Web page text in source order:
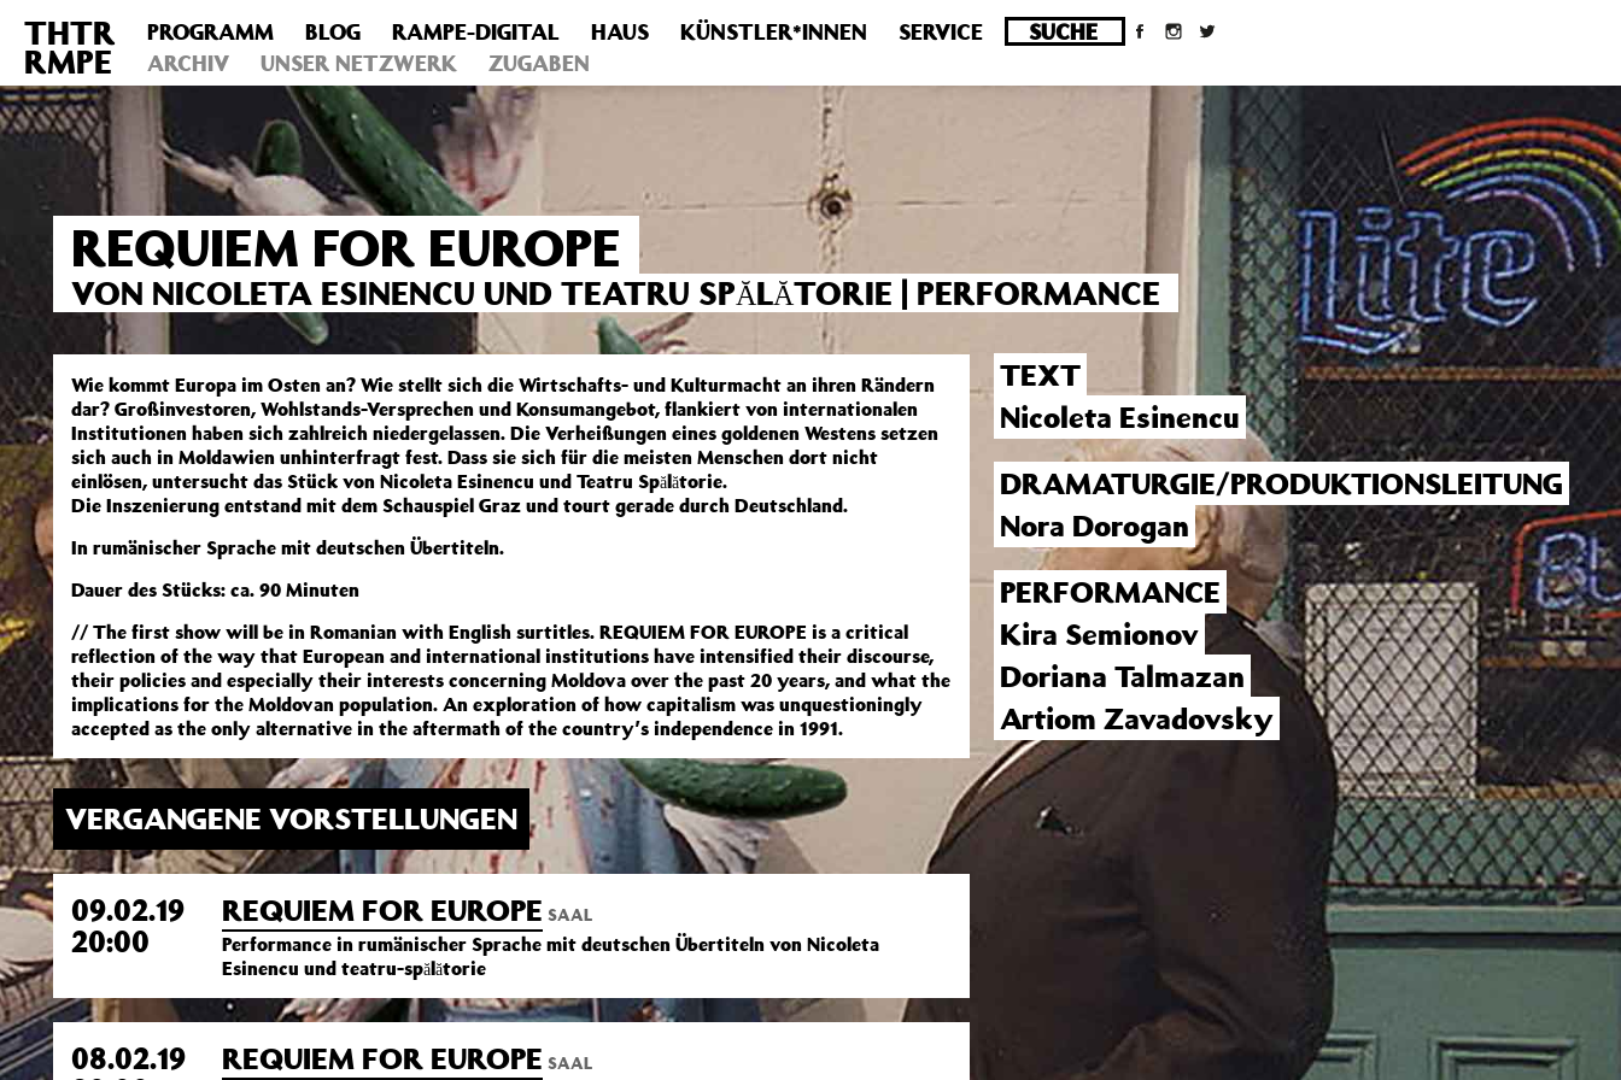
Deprecated : Die Funktion post_permalink ist seit Version 4.4.0 veraltet! Verwende stattdessen get_permalink(). in
/homepages/10/d43051023/htdocs/wordpress/wp-
includes/functions.phpon line6031
THTR
RMPE
PROGRAMM BLOG RAMPE-DIGITAL HAUS KÜNSTLER*INNEN
SERVICE
ARCHIV
UNSER NETZWERK ZUGABEN
REQUIEM FOR EUROPE
VON NICOLETA ESINENCU UND TEATRU SPĂLĂTORIE | PERFORMANCE
Wie kommt Europa im Osten an? Wie stellt sich die Wirtschafts- und Kulturmacht an ihren Rändern
dar? Großinvestoren, Wohlstands-Versprechen und Konsumangebot, flankiert von internationalen
Institutionen haben sich zahlreich niedergelassen. Die Verheißungen eines goldenen Westens setzen
sich auch in Moldawien unhinterfragt fest. Dass sie sich für die meisten Menschen dort nicht
einlösen, untersucht das Stück von Nicoleta Esinencu und Teatru Spălătorie.
Die Inszenierung entstand mit dem Schauspiel Graz und tourt gerade durch Deutschland.
In rumänischer Sprache mit deutschen Übertiteln.
Dauer des Stücks: ca. 90 Minuten
// The first show will be in Romanian with English surtitles. REQUIEM FOR EUROPE is a critical
reflection of the way that European and international institutions have intensified their discourse,
their policies and especially their interests concerning Moldova over the past 20 years, and what the
implications for the Moldovan population. An exploration of how capitalism was unquestioningly
accepted as the only alternative in the aftermath of the country’s independence in 1991.
VERGANGENE VORSTELLUNGEN
09.02.19
20:00
REQUIEM FOR EUROPE SAAL
Performance in rumänischer Sprache mit deutschen Übertiteln von Nicoleta
Esinencu und teatru-spălătorie
08.02.19
REQUIEM FOR EUROPE SAAL
TEXT
Nicoleta Esinencu
DRAMATURGIE/PRODUKTIONSLEITUNG
Nora Dorogan
PERFORMANCE
Kira Semionov
Doriana Talmazan
Artiom Zavadovsky